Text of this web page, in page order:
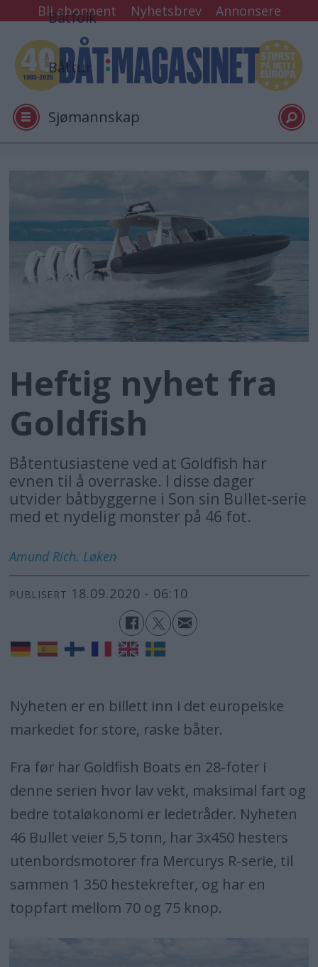
Bli abonnent Nyhetsbrev Annonsere
Båtfolk
Båttur
Sjømannskap
Arkiv
Video
Logg inn
Heftig nyhet fra
Goldfish
Båtentusiastene ved at Goldfish har
evnen til å overraske. I disse dager
utvider båtbyggerne i Son sin Bullet-serie
med et nydelig monster på 46 fot.
Amund Rich. Løken
PUBLISERT 18.09.2020 - 06:10
Nyheten er en billett inn i det europeiske
markedet for store, raske båter.
Fra før har Goldfish Boats en 28-foter i
denne serien hvor lav vekt, maksimal fart og
bedre totaløkonomi er ledetråder. Nyheten
46 Bullet veier 5,5 tonn, har 3x450 hesters
utenbordsmotorer fra Mercurys R-serie, til
sammen 1 350 hestekrefter, og har en
toppfart mellom 70 og 75 knop.